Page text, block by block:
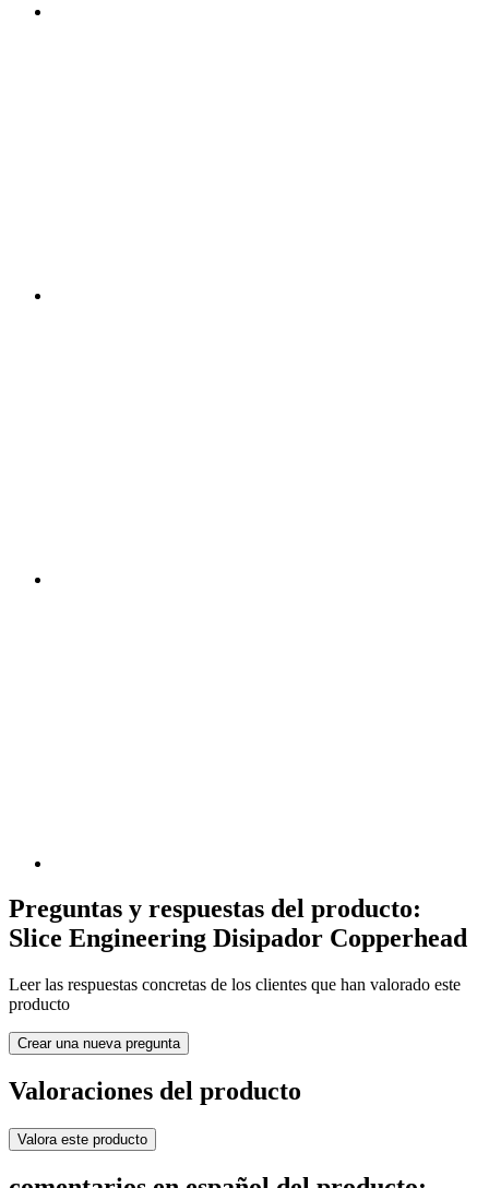
Preguntas y respuestas del producto:
Slice Engineering Disipador Copperhead
Leer las respuestas concretas de los clientes que han valorado este
producto
Crear una nueva pregunta
Valoraciones del producto
Valora este producto